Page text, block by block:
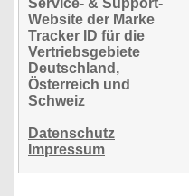
Service- & Support-
Website der Marke
Tracker ID für die
Vertriebsgebiete
Deutschland,
Österreich und
Schweiz
Datenschutz
Impressum